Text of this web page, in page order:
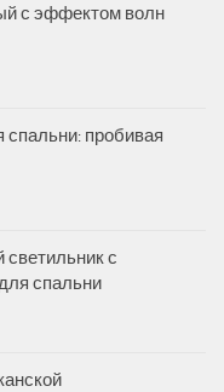
с эффектом волн
спальни: пробивая
с
спальни